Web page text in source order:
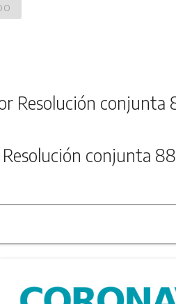
Resolución conjunta
conjunta